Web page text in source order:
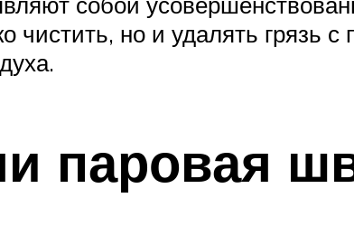
чистить, но и удалять грязь
паровая